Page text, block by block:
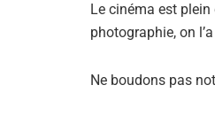
Le cinéma est plein
photographie, on
Ne boudons pas